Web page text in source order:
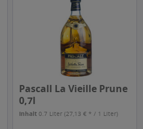
Pascall La Vieille Prune
0,7l
Inhalt0.7 Liter(27,13 € * / 1 Liter)